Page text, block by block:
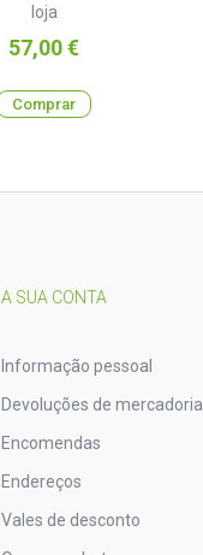
loja
Preço
57,00 €
Comprar
A SUA CONTA
Informação pessoal
Devoluções de mercadoria
Encomendas
Endereços
Vales de desconto